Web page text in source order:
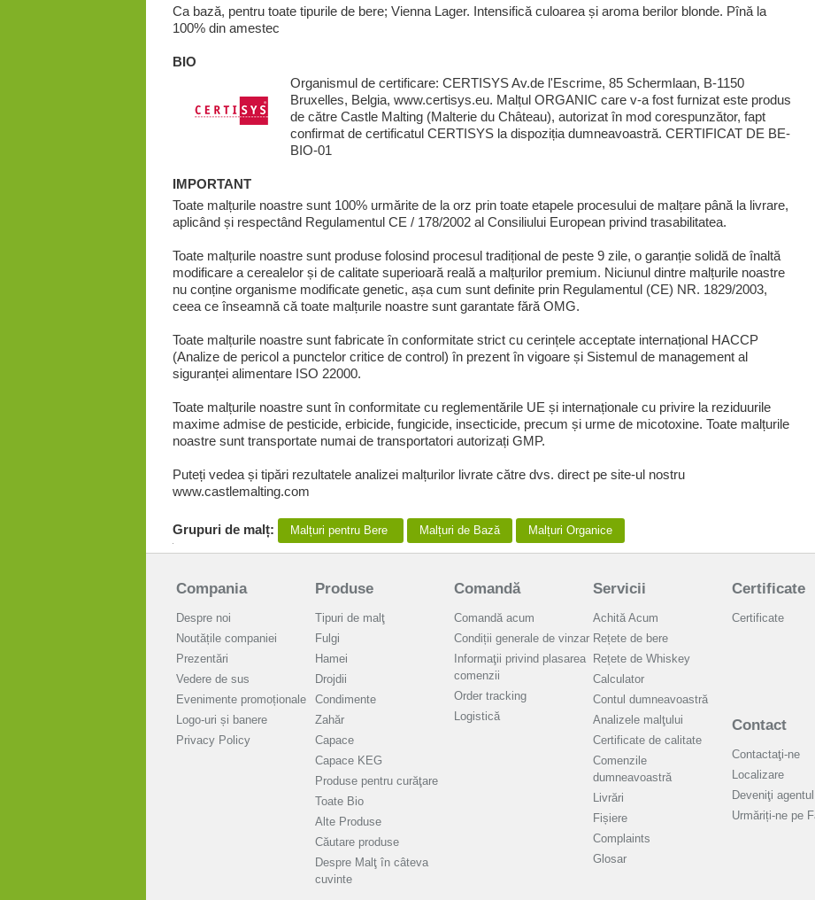
Ca bază, pentru toate tipurile de bere; Vienna Lager. Intensifică culoarea și aroma berilor blonde. Pînă la
100% din amestec
BIO
Organismul de certificare: CERTISYS Av.de l'Escrime, 85 Schermlaan, B-1150
Bruxelles, Belgia, www.certisys.eu. Malțul ORGANIC care v-a fost furnizat este produs
de către Castle Malting (Malterie du Château), autorizat în mod corespunzător, fapt
confirmat de certificatul CERTISYS la dispoziția dumneavoastră. CERTIFICAT DE BE-
BIO-01
IMPORTANT
Toate malțurile noastre sunt 100% urmărite de la orz prin toate etapele procesului de malțare până la livrare,
aplicând și respectând Regulamentul CE / 178/2002 al Consiliului European privind trasabilitatea.
Toate malțurile noastre sunt produse folosind procesul tradițional de peste 9 zile, o garanție solidă de înaltă
modificare a cerealelor și de calitate superioară reală a malțurilor premium. Niciunul dintre malțurile noastre
nu conține organisme modificate genetic, așa cum sunt definite prin Regulamentul (CE) NR. 1829/2003,
ceea ce înseamnă că toate malțurile noastre sunt garantate fără OMG.
Toate malțurile noastre sunt fabricate în conformitate strict cu cerințele acceptate internațional HACCP
(Analize de pericol a punctelor critice de control) în prezent în vigoare și Sistemul de management al
siguranței alimentare ISO 22000.
Toate malțurile noastre sunt în conformitate cu reglementările UE și internaționale cu privire la reziduurile
maxime admise de pesticide, erbicide, fungicide, insecticide, precum și urme de micotoxine. Toate malțurile
noastre sunt transportate numai de transportatori autorizați GMP.
Puteți vedea și tipări rezultatele analizei malțurilor livrate către dvs. direct pe site-ul nostru
www.castlemalting.com
Grupuri de malț: Malțuri pentru Bere Malțuri de Bază Malțuri Organice
Compania
Despre noi
Noutățile companiei
Prezentări
Vedere de sus
Evenimente promoționale
Logo-uri și banere
Privacy Policy
Produse
Tipuri de malţ
Fulgi
Hamei
Drojdii
Condimente
Zahăr
Capace
Capace KEG
Produse pentru curăţare
Toate Bio
Alte Produse
Căutare produse
Despre Malţ în câteva
cuvinte
Comandă
Comandă acum
Condiții generale de vinzar
Informaţii privind plasarea
comenzii
Order tracking
Logistică
Servicii
Achită Acum
Rețete de bere
Rețete de Whiskey
Calculator
Contul dumneavoastră
Analizele malţului
Certificate de calitate
Comenzile
dumneavoastră
Livrări
Fișiere
Complaints
Glosar
Certificate
Certificate
Contact
Contactaţi-ne
Localizare
Deveniţi
Urmăriți-ne pe